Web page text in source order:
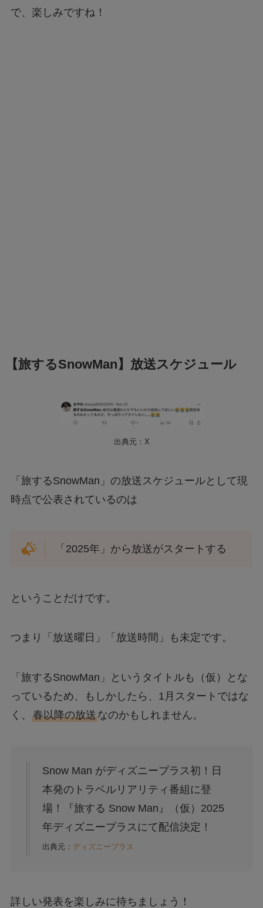
で、楽しみですね！
【旅するSnowMan】放送スケジュール
出典元：X
「旅するSnowMan」の放送スケジュールとして現
時点で公表されているのは
「2025年」から放送がスタートする
ということだけです。
つまり「放送曜日」「放送時間」も未定です。
「旅するSnowMan」というタイトルも（仮）とな
っているため、もしかしたら、1月スタートではな
く、 春以降の放送なのかもしれません。
Snow Man がディズニープラス初！日
本発のトラベルリアリティ番組に登
場！『旅する Snow Man』（仮）2025
年ディズニープラスにて配信決定！
出典元： ディズニープラス
詳しい発表を楽しみに待ちましょう！